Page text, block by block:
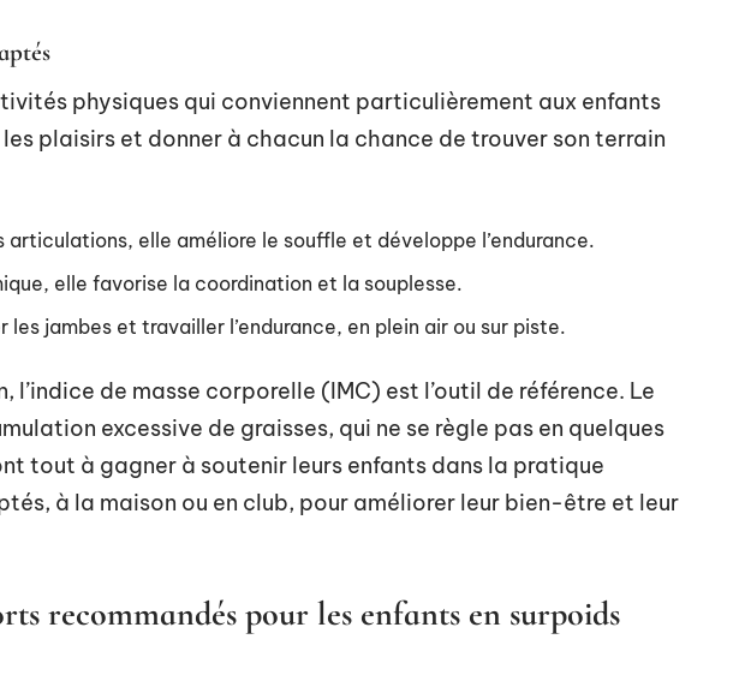
physiques qui conviennent particulièrement aux enfants
plaisirs et donner à chacun la chance de trouver son terrain
elle améliore le souffle et développe l’endurance.
elle favorise la coordination et la souplesse.
les jambes et travailler l’endurance, en plein air ou sur piste.
l’indice de masse corporelle (IMC) est l’outil de référence. Le
excessive de graisses, qui ne se règle pas en quelques
tout à gagner à soutenir leurs enfants dans la pratique
à la maison ou en club, pour améliorer leur bien-être et leur
recommandés pour les enfants en surpoids